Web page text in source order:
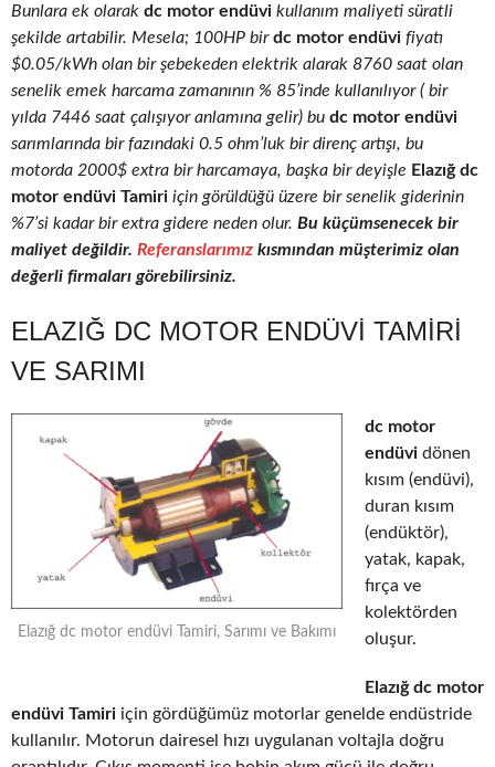
Bunlara ek olarak dc motor endüvi kullanım maliyeti süratli
şekilde artabilir. Mesela; 100HP birdc motor endüvi fiyatı
$0.05/kWh olan bir şebekeden elektrik alarak 8760 saat olan
senelik emek harcama zamanının % 85’inde kullanılıyor ( bir
yılda 7446 saat çalışıyor anlamına gelir) bu dc motor endüvi
sarımlarında bir fazındaki 0.5 ohm’luk bir direnç artışı, bu
motorda 2000$ extra bir harcamaya, başka bir deyişle Elazığ dc
motor endüvi Tamiri için görüldüğü üzere bir senelik giderinin
%7’si kadar bir extra gidere neden olur. Bu küçümsenecek bir
maliyet değildir. Referanslarımız kısmından müşterimiz olan
değerli firmaları görebilirsiniz.
ELAZIĞ DC MOTOR ENDÜVI TAMIRI
VE SARIMI
Elazığ dc motor endüvi Tamiri, Sarımı ve Bakımı
dc motor
endüvi dönen
kısım (endüvi),
duran kısım
(endüktör),
yatak, kapak,
fırça ve
kolektörden
oluşur.
Elazığ dc motor
endüvi Tamiri için gördüğümüz motorlar genelde endüstride
kullanılır. Motorun dairesel hızı uygulanan voltajla doğru